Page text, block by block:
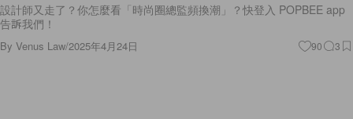
設計師又走了？你怎麼看「時尚圈總監頻換潮」？快登入 POPBEE app
告訴我們！
By Venus Law/2025年4月24日 90 3